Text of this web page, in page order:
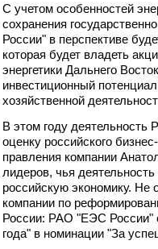
С учетом особенностей
сохранения
России" в перспективе
которая будет владеть
энергетики Дальнего
инвестиционный
хозяйственной
В этом году
оценку российского
правления компании
лидеров, чья
российскую экономику. Не
компании по
России: РАО "ЕЭС России"
года" в номинации "За